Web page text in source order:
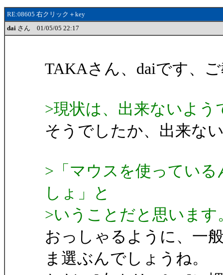
RE:08605 右クリック＋key
dai さん 01/05/05 22:17
TAKAさん、daiです、
>現状は、出来ないよう
そうでしたか、出来な
>「マウスを使ってい
しょ」と
>いうことだと思います
おっしゃるように、一
ま選ぶんでしょうね。